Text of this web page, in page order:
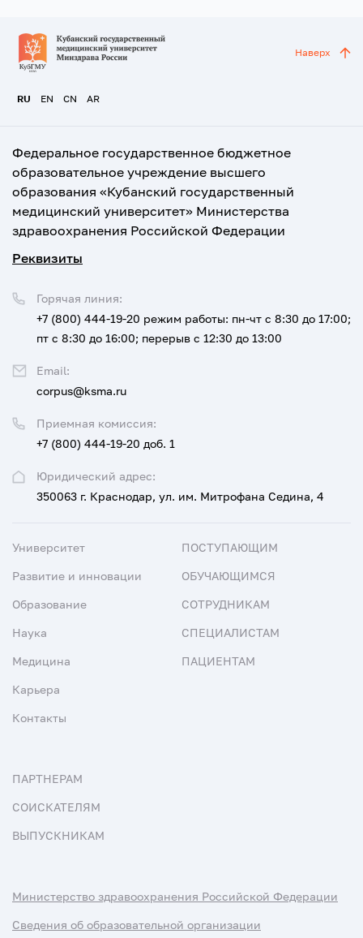
RU EN CN AR
Наверх
Федеральное государственное бюджетное
образовательное учреждение высшего
образования «Кубанский государственный
медицинский университет» Министерства
здравоохранения Российской Федерации
Реквизиты
Юридический адрес:
350063 г. Краснодар, ул. им. Митрофана Седина, 4
Приемная комиссия:
+7 (800) 444-19-20 доб. 1
Горячая линия:
+7 (800) 444-19-20 режим работы: пн-чт с 8:30 до 17:00;
пт с 8:30 до 16:00; перерыв с 12:30 до 13:00
Email:
corpus@ksma.ru
Университет
Развитие и инновации
Образование
Наука
Медицина
Карьера
Контакты
ПОСТУПАЮЩИМ
ОБУЧАЮЩИМСЯ
СОТРУДНИКАМ
СПЕЦИАЛИСТАМ
ПАЦИЕНТАМ
ПАРТНЕРАМ
СОИСКАТЕЛЯМ
ВЫПУСКНИКАМ
Министерство здравоохранения Российской Федерации
Сведения об образовательной организации